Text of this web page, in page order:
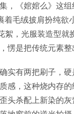
，《婠婠么》这
毛绒披肩扮纯欲
絮，光服装造型
愣是把传统元素整
实有两把刷子，
感，这种烧内存
头杀配上新染的